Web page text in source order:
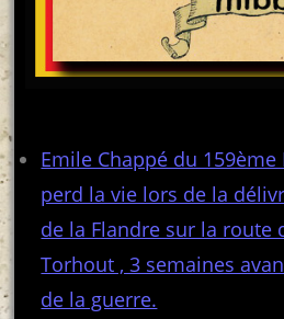
Emile Chappé du 159ème
perd la vie lors de la
de la Flandre sur la route
Torhout , 3 semaines
de la guerre.